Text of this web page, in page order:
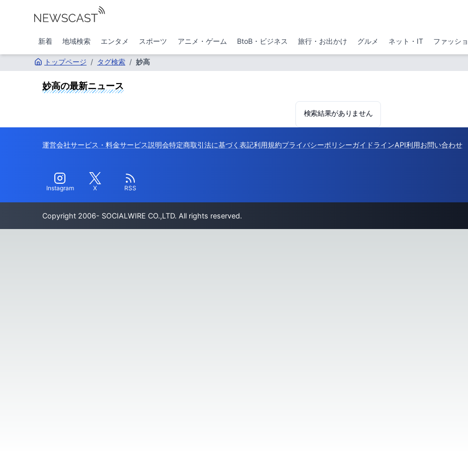
新着 地域検索 エンタメ スポーツ アニメ・ゲーム BtoB・ビジネス 旅行・お出かけ グルメ ネット・IT ファッシ
トップページ / タグ検索 / 妙高
妙高の最新ニュース
検索結果がありません
運営会社サービス・料金サービス説明会特定商取引法に基づく表記利用規約プライバシーポリシーガイドラインAPI利用お問い合わせ
Instagram X RSS
Copyright 2006- SOCIALWIRE CO.,LTD. All rights reserved.